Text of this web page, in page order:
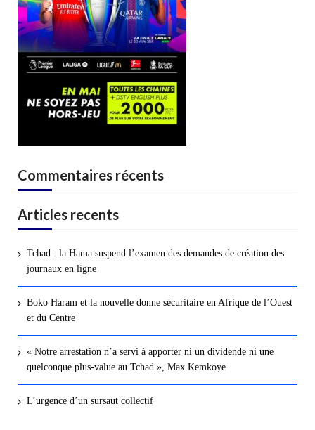
Commentaires récents
Articles recents
Tchad : la Hama suspend l’examen des demandes de création des
journaux en ligne
Boko Haram et la nouvelle donne sécuritaire en Afrique de l’Ouest
et du Centre
« Notre arrestation n’a servi à apporter ni un dividende ni une
quelconque plus-value au Tchad », Max Kemkoye
L’urgence d’un sursaut collectif